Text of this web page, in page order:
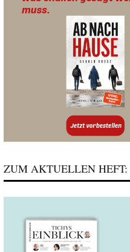
ZUM AKTUELLEN HEFT: